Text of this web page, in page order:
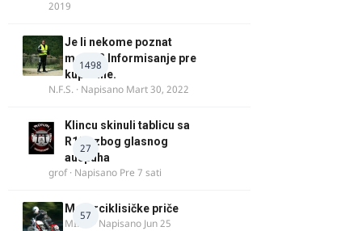
2019
1498
Je li nekome poznat
motor? Informisanje pre
kupovine.
N.F.S. · Napisano Mart 30, 2022
27
Klincu skinuli tablicu sa
R125 zbog glasnog
auspuha
grof· Napisano Pre 7 sati
57
Motorciklisičke priče
MIHO · Napisano Jun 25